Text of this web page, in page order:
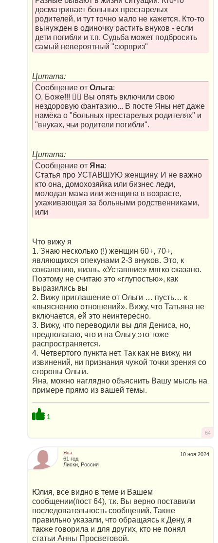
досматривает больных престарелых
родителей, и тут точно мало не кажется. Кто-то
вынужден в одиночку растить внуков - если
дети погибли и т.п. Судьба может подбросить
самый невероятный "сюрприз"
Цитата:
Сообщение от Ольга:
О, Боже!!! 🤦‍♀️ Вы опять включили свою
нездоровую фантазию... В посте Яны нет даже
намёка о "больных престарелых родителях" и
"внуках, чьи родители погибли".
Цитата:
Сообщение от Яна:
Статья про УСТАВШУЮ женщину. И не важно
кто она, домохозяйка или бизнес леди,
молодая мама или женщина в возрасте,
ухаживающая за больными родственниками,
или
Что вижу я
1. Знаю несколько (!) женщин 60+, 70+,
являющихся опекунами 2-3 внуков. Это, к
сожалению, жизнь. «Уставшие» мягко сказано.
Поэтому не считаю это «глупостью», как
выразились вы
2. Вижу приглашение от Ольги … пусть… к
«выяснению отношений». Вижу, что Татьяна не
включается, ей это неинтересно.
3. Вижу, что переводили вы для Дениса, но,
предполагаю, что и на Ольгу это тоже
распространяется.
4. Четвертого пункта нет. Так как не вижу, ни
извинений, ни признания чужой точки зрения со
стороны Ольги.
Яна, можно наглядно объяснить Вашу мысль на
примере прямо из вашей темы.
1
64
10 ноя 2024
Яна
61 год
Лиски, Россия
Юлия, все видно в теме и Вашем
сообщении(пост 64), т.к. Вы верно поставили
последовательность сообщений. Также
правильно указали, что обращаясь к Дену, я
также говорила и для других, кто не понял
статьи Анны Просветовой.